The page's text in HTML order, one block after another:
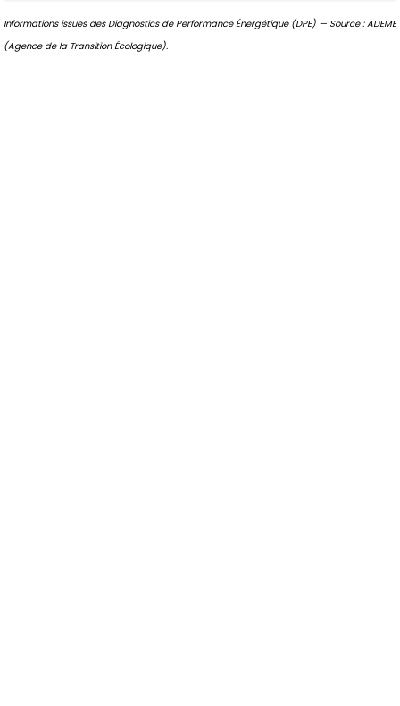
Informations issues des Diagnostics de Performance Énergétique (DPE) — Source : ADEME
(Agence de la Transition Écologique).